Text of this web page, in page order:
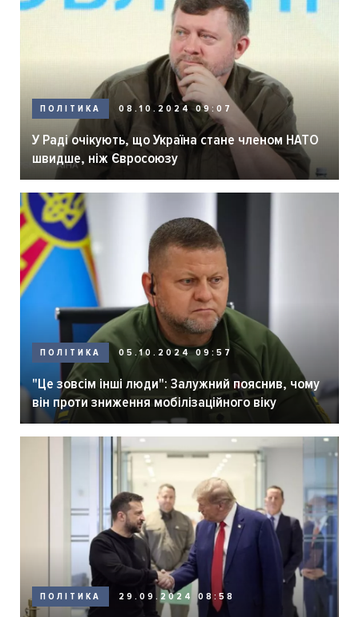
ПОЛІТИКА 08.10.2024 09:07
У Раді очікують, що Україна стане членом НАТО
швидше, ніж Євросоюзу
ПОЛІТИКА 05.10.2024 09:57
"Це зовсім інші люди": Залужний пояснив, чому
він проти зниження мобілізаційного віку
ПОЛІТИКА 29.09.2024 08:58